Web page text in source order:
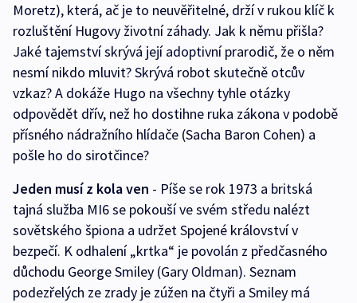
Moretz), která, ač je to neuvěřitelné, drží v rukou klíč k
rozluštění Hugovy životní záhady. Jak k němu přišla?
Jaké tajemství skrývá její adoptivní prarodič, že o něm
nesmí nikdo mluvit? Skrývá robot skutečně otcův
vzkaz? A dokáže Hugo na všechny tyhle otázky
odpovědět dřív, než ho dostihne ruka zákona v podobě
přísného nádražního hlídače (Sacha Baron Cohen) a
pošle ho do sirotčince?
Jeden musí z kola ven - Píše se rok 1973 a britská
tajná služba MI6 se pokouší ve svém středu nalézt
sovětského špiona a udržet Spojené království v
bezpečí. K odhalení „krtka“ je povolán z předčasného
důchodu George Smiley (Gary Oldman). Seznam
podezřelých ze zrady je zúžen na čtyři a Smiley má